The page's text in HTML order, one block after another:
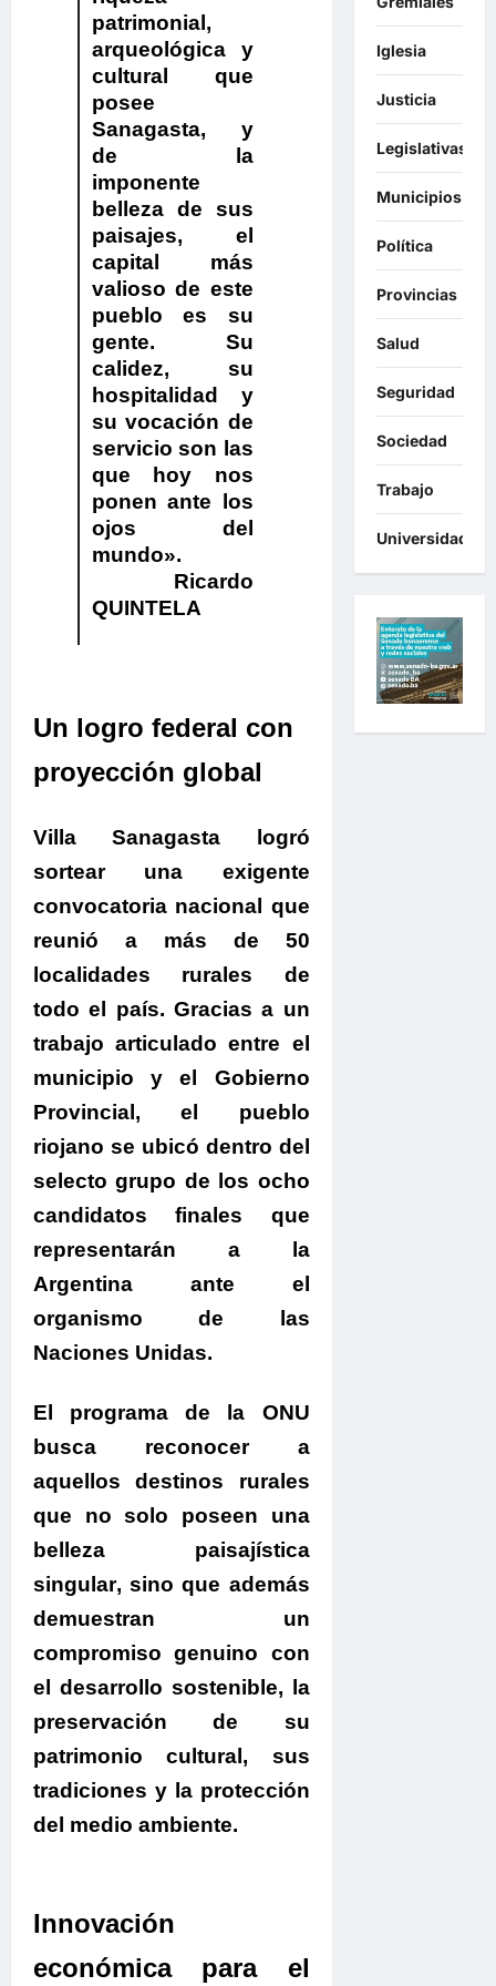
patrimonial,
arqueológica y
cultural que
posee
Sanagasta, y
de la
imponente
belleza de sus
paisajes, el
capital más
valioso de este
pueblo es su
gente. Su
calidez, su
hospitalidad y
su vocación de
servicio son las
que hoy nos
ponen ante los
ojos del
mundo».
Ricardo
QUINTELA
Un logro federal con
proyección global
Villa Sanagasta logró
sortear una exigente
convocatoria nacional que
reunió a más de 50
localidades rurales de
todo el país. Gracias a un
trabajo articulado entre el
municipio y el Gobierno
Provincial, el pueblo
riojano se ubicó dentro del
selecto grupo de los ocho
candidatos finales que
representarán a la
Argentina ante el
organismo de las
Naciones Unidas.
El programa de la ONU
busca reconocer a
aquellos destinos rurales
que no solo poseen una
belleza paisajística
singular, sino que además
demuestran un
compromiso genuino con
el desarrollo sostenible, la
preservación de su
patrimonio cultural, sus
tradiciones y la protección
del medio ambiente.
Innovación
económica para el
Iglesia
Justicia
Legislativas
Municipios
Política
Provincias
Salud
Seguridad
Sociedad
Trabajo
Universidades